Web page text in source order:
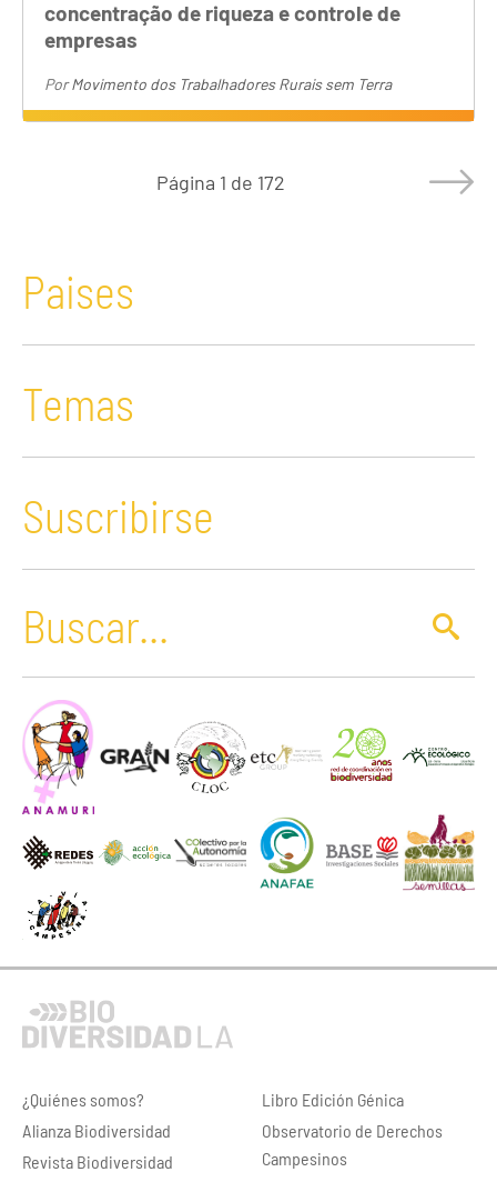
concentração de riqueza e controle de
empresas
PorMovimento dos Trabalhadores Rurais sem Terra
Página 1 de 172
Paises
Temas
Suscribirse
¿Quiénes somos?
Alianza Biodiversidad
Revista Biodiversidad
Libro Edición Génica
Observatorio de Derechos
Campesinos